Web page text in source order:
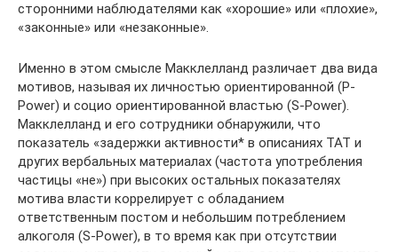
сторонними наблюдателями как «хорошие» или «плохие»,
«законные» или «незаконные».
Именно в этом смысле Макклелланд различает два вида
мотивов, называя их личностью ориентированной (P-
Power) и социо ориентированной властью (S-Power).
Макклелланд и его сотрудники обнаружили, что
показатель «задержки активности* в описаниях ТАТ и
других вербальных материалах (частота употребления
частицы «не») при высоких остальных показателях
мотива власти коррелирует с обладанием
ответственным постом и небольшим потреблением
алкоголя (S-Power), в то время как при отсутствии